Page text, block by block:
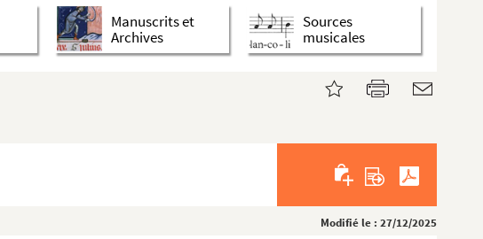
Manuscrits et
Archives
Sources
musicales
Modifié le : 27/12/2025